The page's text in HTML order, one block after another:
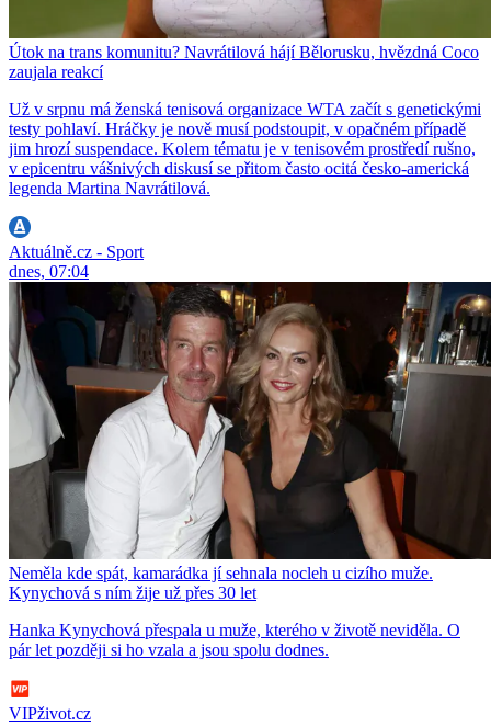
Útok na trans komunitu? Navrátilová hájí Bělorusku, hvězdná Coco
zaujala reakcí
Už v srpnu má ženská tenisová organizace WTA začít s genetickými
testy pohlaví. Hráčky je nově musí podstoupit, v opačném případě
jim hrozí suspendace. Kolem tématu je v tenisovém prostředí rušno,
v epicentru vášnivých diskusí se přitom často ocitá česko-americká
legenda Martina Navrátilová.
Aktuálně.cz - Sport
dnes, 07:04
Neměla kde spát, kamarádka jí sehnala nocleh u cizího muže.
Kynychová s ním žije už přes 30 let
Hanka Kynychová přespala u muže, kterého v životě neviděla. O
pár let později si ho vzala a jsou spolu dodnes.
VIPživot.cz